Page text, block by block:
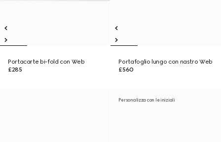
Portacarte bi-fold con Web
£285
Portafoglio lungo con nastro Web
£560
Personalizza con le iniziali